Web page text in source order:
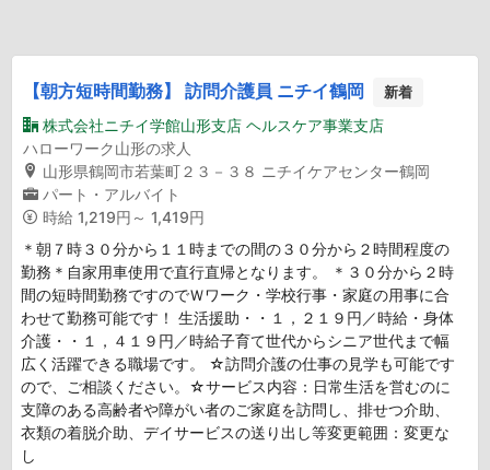
【朝方短時間勤務】 訪問介護員 ニチイ鶴岡 新着
株式会社ニチイ学館山形支店 ヘルスケア事業支店
ハローワーク山形の求人
山形県鶴岡市若葉町２３－３８ ニチイケアセンター鶴岡
パート・アルバイト
時給 1,219円～ 1,419円
＊朝７時３０分から１１時までの間の３０分から２時間程度の
勤務＊自家用車使用で直行直帰となります。 ＊３０分から２時
間の短時間勤務ですのでＷワーク・学校行事・家庭の用事に合
わせて勤務可能です！ 生活援助・・１，２１９円／時給・身体
介護・・１，４１９円／時給子育て世代からシニア世代まで幅
広く活躍できる職場です。 ☆訪問介護の仕事の見学も可能です
ので、ご相談ください。☆サービス内容：日常生活を営むのに
支障のある高齢者や障がい者のご家庭を訪問し、排せつ介助、
衣類の着脱介助、デイサービスの送り出し等変更範囲：変更な
し